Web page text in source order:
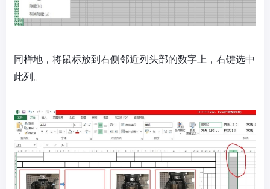
同样地，将鼠标放到右侧邻近列头部的数字上，右键选中
此列。